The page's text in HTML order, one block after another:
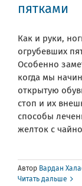
пятками
Как и руки,
огрубевших
Особенно
когда мы
открытую
стоп и их
способы
желток с
Автор Вардан
Читать дальше